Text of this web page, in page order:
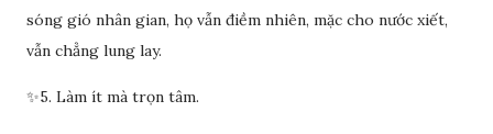
sóng gió nhân gian, họ vẫn điềm nhiên, mặc cho nước xiết,
vẫn chẳng lung lay.
✨5. Làm ít mà trọn tâm.